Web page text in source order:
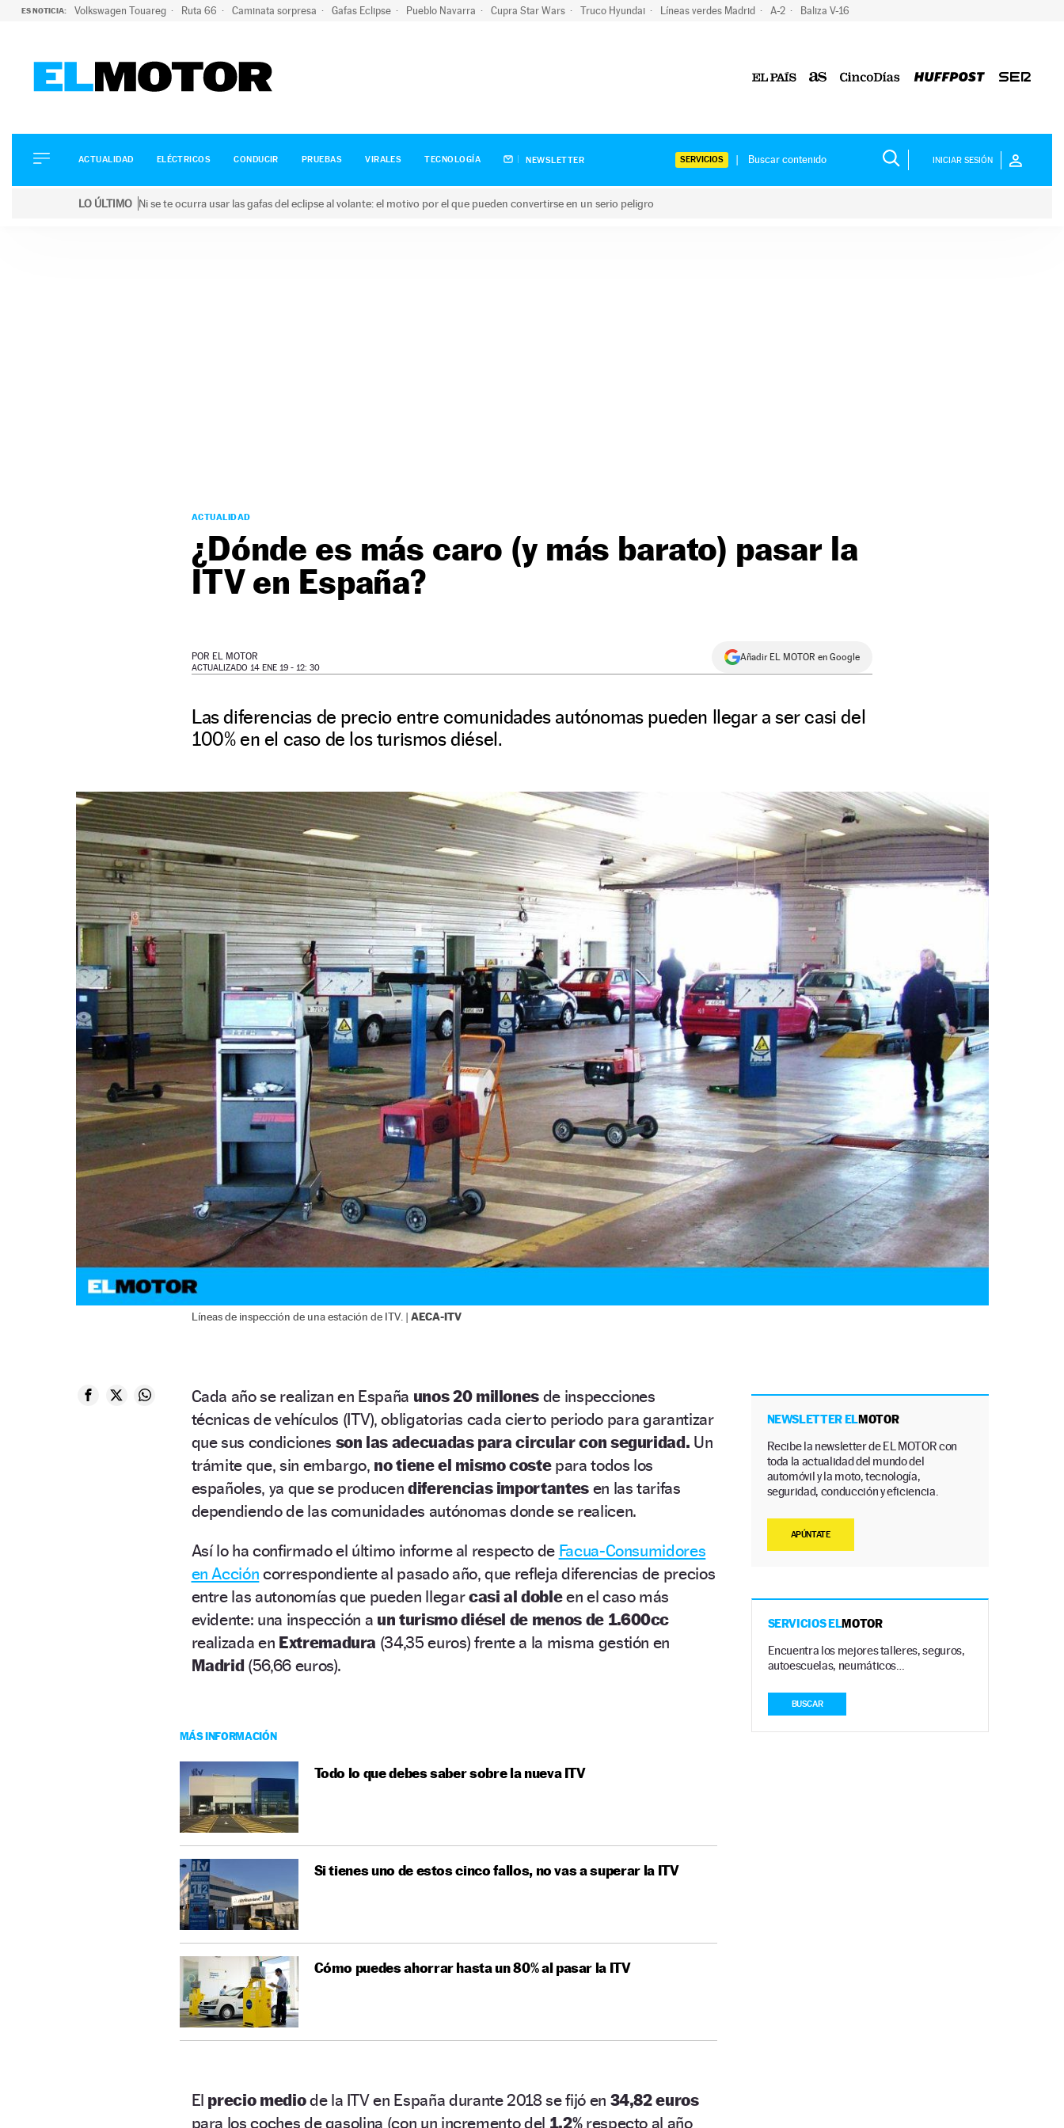
ES NOTICIA: Volkswagen Touareg Ruta 66 Caminata sorpresa Gafas Eclipse Pueblo Navarra Cupra Star Wars Truco Hyundai Líneas verdes Madrid A-2 Baliza V-16
ELÉCTRICOS
CONDUCIR
ACTUALIDAD ELÉCTRICOS CONDUCIR PRUEBAS VIRALES TECNOLOGÍA NEWSLETTER SERVICIOS INICIAR SESIÓN
LO ÚLTIMO Ni se te ocurra usar las gafas del eclipse al volante: el motivo por el que pueden convertirse en un serio peligro
ACTUALIDAD
¿Dónde es más caro (y más barato) pasar la
ITV en España?
POR EL MOTOR
ACTUALIZADO 14 ENE 19 - 12: 30
Añadir EL MOTOR en Google
Las diferencias de precio entre comunidades autónomas pueden llegar a ser casi del
100% en el caso de los turismos diésel.
Líneas de inspección de una estación de ITV. | AECA-ITV
Cada año se realizan en España unos 20 millones de inspecciones
técnicas de vehículos (ITV), obligatorias cada cierto periodo para garantizar
que sus condiciones son las adecuadas para circular con seguridad. Un
trámite que, sin embargo, no tiene el mismo costepara todos los
españoles, ya que se producen diferencias importantesen las tarifas
dependiendo de las comunidades autónomas donde se realicen.
Así lo ha confirmado el último informe al respecto de Facua-Consumidores
en Acción correspondiente al pasado año, que refleja diferencias de precios
entre las autonomías que pueden llegarcasi al dobleen el caso más
evidente: una inspección a un turismo diésel de menos de 1.600cc
realizada en Extremadura (34,35 euros) frente a la misma gestión en
Madrid(56,66 euros).
MÁS INFORMACIÓN
Todo lo que debes saber sobre la nueva ITV
Si tienes uno de estos cinco fallos, no vas a superar la ITV
Cómo puedes ahorrar hasta un 80% al pasar la ITV
El precio mediode la ITV en España durante 2018 se fijó en 34,82 euros
para los coches de gasolina (con un incremento del 1,2%respecto al año
NEWSLETTER ELMOTOR
Recibe la newsletter de EL MOTOR con
toda la actualidad del mundo del
automóvil y la moto, tecnología,
seguridad, conducción y eficiencia.
APÚNTATE
SERVICIOS ELMOTOR
Encuentra los mejores talleres, seguros,
autoescuelas, neumáticos…
BUSCAR